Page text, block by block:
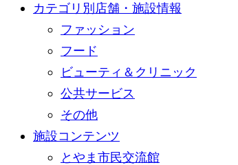
カテゴリ別店舗・施設情報
ファッション
フード
ビューティ＆クリニック
公共サービス
その他
施設コンテンツ
とやま市民交流館